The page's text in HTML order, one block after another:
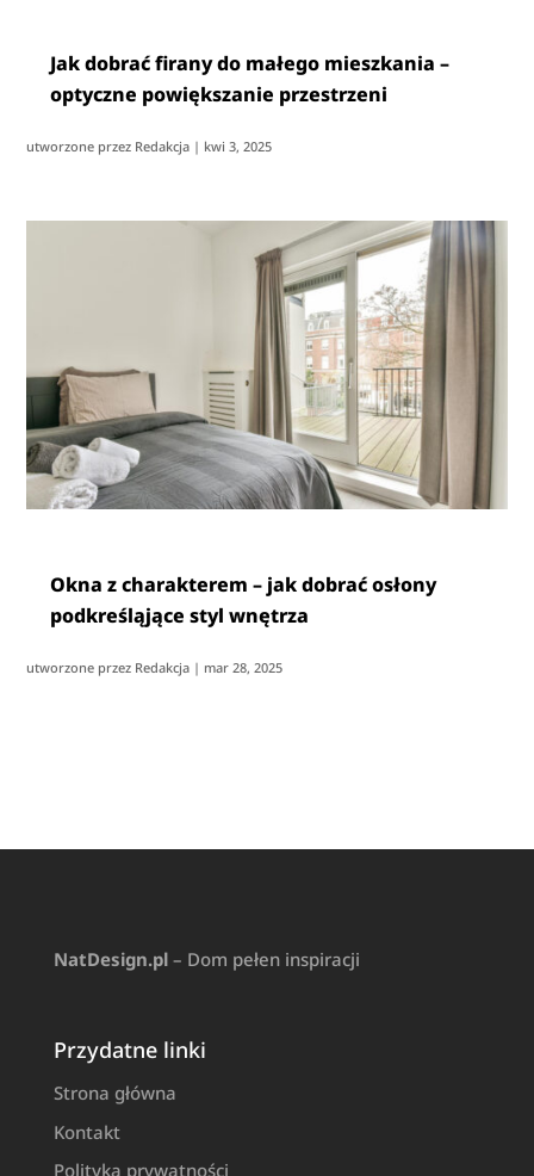
Jak dobrać firany do małego mieszkania –
optyczne powiększanie przestrzeni
utworzone przez Redakcja | kwi 3, 2025
Okna z charakterem – jak dobrać osłony
podkreśląjące styl wnętrza
utworzone przez Redakcja | mar 28, 2025
NatDesign.pl– Dom pełen inspiracji
Przydatne linki
Strona główna
Kontakt
Polityka prywatności